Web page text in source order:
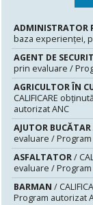
ADMINISTRATOR
baza experienței,
AGENT DE
prin evaluare /
AGRICULTOR ÎN
CALIFICARE
autorizat ANC
AJUTOR BUCĂTAR
evaluare /
ASFALTATOR/
evaluare /
BARMAN /
Program autorizat